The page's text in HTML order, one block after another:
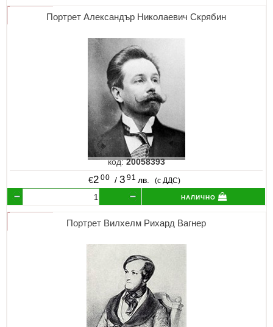
Портрет Александър Николаевич Скрябин
код:20058393
€2 00 / 3 91 лв. (с ДДС)
налично
Портрет Вилхелм Рихард Вагнер